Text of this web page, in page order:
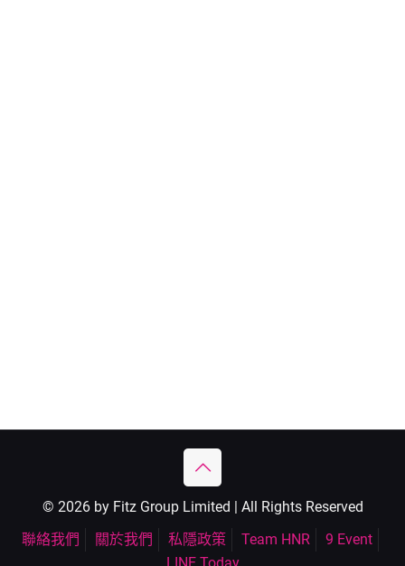
© 2026 by Fitz Group Limited | All Rights Reserved
聯絡我們
關於我們 私隱政策 Team HNR
9 Event